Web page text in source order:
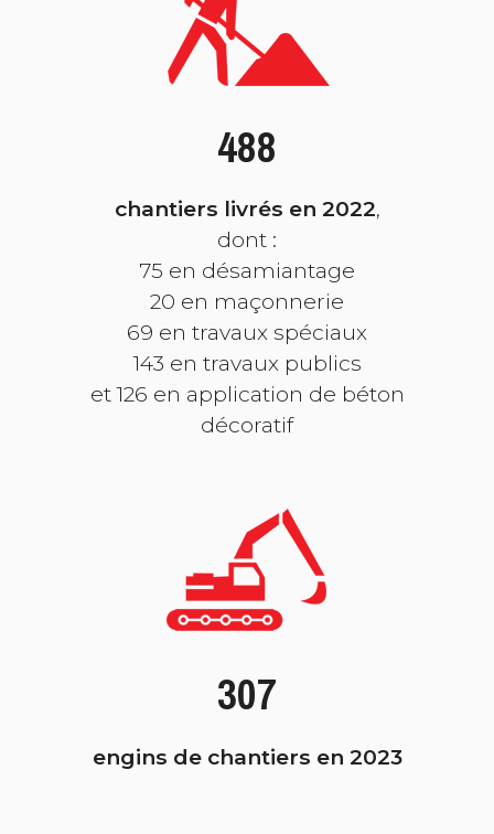
488
chantiers livrés en 2022,
dont :
75 en désamiantage
20 en maçonnerie
69 en travaux spéciaux
143 en travaux publics
et 126 en application de béton
décoratif
307
engins de chantiers en 2023